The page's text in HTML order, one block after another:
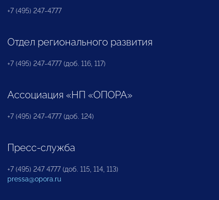
+7 (495) 247-4777
Отдел регионального развития
+7 (495) 247-4777 (доб. 116, 117)
Ассоциация «НП «ОПОРА»
+7 (495) 247-4777 (доб. 124)
Пресс-служба
+7 (495) 247 4777 (доб. 115, 114, 113)
pressa@opora.ru